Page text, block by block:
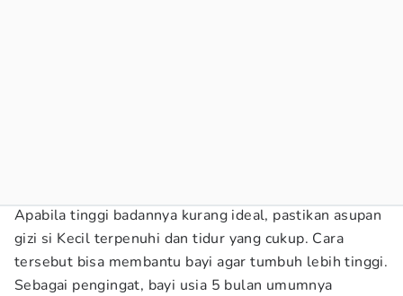
Apabila tinggi badannya kurang ideal, pastikan asupan
gizi si Kecil terpenuhi dan tidur yang cukup. Cara
tersebut bisa membantu bayi agar tumbuh lebih tinggi.
Sebagai pengingat, bayi usia 5 bulan umumnya